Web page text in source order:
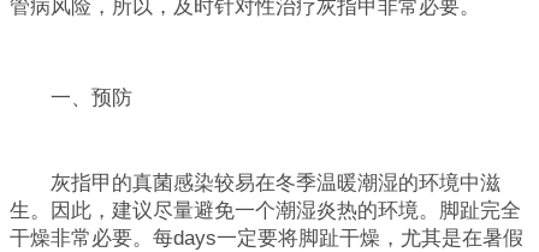
管病风险，所以，及时针对性治疗灰指甲非常必要。
一、预防
灰指甲的真菌感染较易在冬季温暖潮湿的环境中滋
生。因此，建议尽量避免一个潮湿炎热的环境。脚趾完全
干燥非常必要。每days一定要将脚趾干燥，尤其是在暑假